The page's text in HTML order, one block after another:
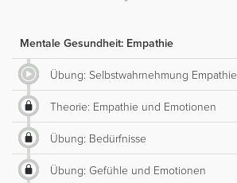
Mentale Gesundheit: Empathie
Übung: Selbstwahrnehmung Empathie
Theorie: Empathie und Emotionen
Übung: Bedürfnisse
Übung: Gefühle und Emotionen